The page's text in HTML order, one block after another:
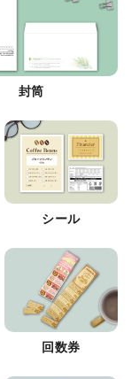
封筒
シール
回数券